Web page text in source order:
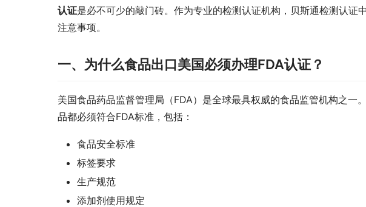
认证是必不可少的敲门砖。作为专业的检测认证机构，贝斯通检测认证
注意事项。
一、为什么食品出口美国必须办理FDA认证？
美国食品药品监督管理局（FDA）是全球最具权威的食品监管机构之一
品都必须符合FDA标准，包括：
食品安全标准
标签要求
生产规范
添加剂使用规定